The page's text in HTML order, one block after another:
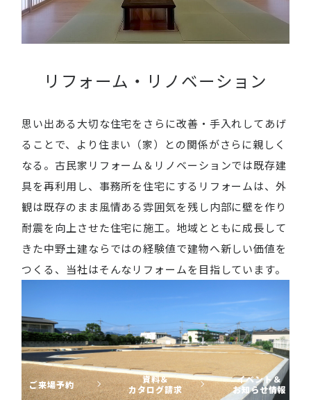
リフォーム・リノベーション
思い出ある大切な住宅をさらに改善・手入れしてあげ
ることで、より住まい（家）との関係がさらに親しく
なる。古民家リフォーム＆リノベーションでは既存建
具を再利用し、事務所を住宅にするリフォームは、外
観は既存のまま風情ある雰囲気を残し内部に壁を作り
耐震を向上させた住宅に施工。地域とともに成長して
きた中野土建ならではの経験値で建物へ新しい価値を
つくる、当社はそんなリフォームを目指しています。
ご来場予約
資料＆
カタログ請求
イベント＆
お知らせ情報